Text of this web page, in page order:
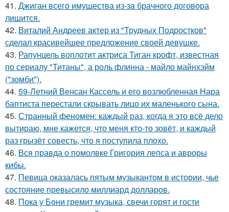
41. Джиган всего имущества из-за брачного договора
лишится.
42. Виталий Андреев актер из "Трудных Подростков"
сделал красивейшее предложение своей девушке.
43. Рапунцель воплотит актриса Тиган крофт, известная
по сериалу "Титаны", а роль флинна - майло майнхэйм
("зомби").
44. 59-Летний Венсан Кассель и его возлюбленная Нара
баптиста перестали скрывать лицо их маленького сына.
45. Странный феномен: каждый раз, когда я это всё дело
вытираю, мне кажется, что меня кто-то зовёт, и каждый
раз грызёт совесть, что я поступила плохо.
46. Вся правда о помолвке Григория лепса и авроры
кибы.
47. Певица оказалась пятым музыкантом в истории, чье
состояние превысило миллиард долларов.
48. Пока у Бони гремит музыка, свечи горят и гости